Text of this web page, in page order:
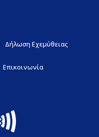
Δήλωση Εχεμύθειας
Επικοινωνία